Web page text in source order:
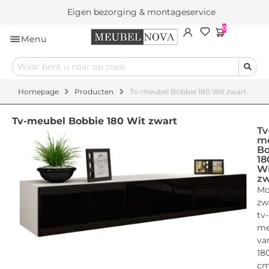
Eigen bezorging & montageservice
Menu
0
Homepage Producten Tv-meubel Bobbie 180 Wit zwart
Tv-meubel Bobbie 180 Wit zwart
tv-